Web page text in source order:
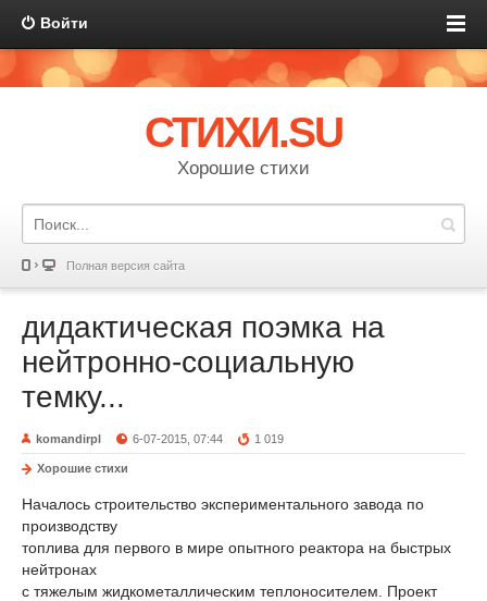
Войти
СТИХИ.SU
Хорошие стихи
Полная версия сайта
дидактическая поэмка на
нейтронно-социальную
темку...
komandirpl 6-07-2015, 07:44 1 019
Хорошие стихи
Началось строительство экспериментального завода по
производству
топлива для первого в мире опытного реактора на быстрых
нейтронах
с тяжелым жидкометаллическим теплоносителем. Проект